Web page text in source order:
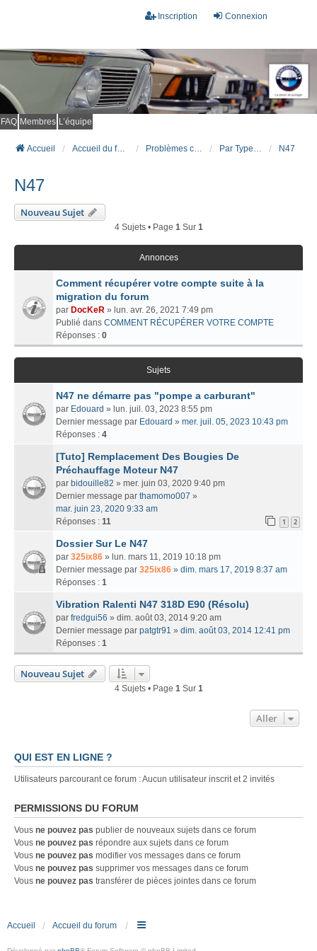
Connexion
Inscription
FAQ Membres L’équipe
Accueil Accueil du forum Problèmes connus et résolus (FAQ) Par Type Moteur (DIESEL) N47
N47
Nouveau Sujet
4 Sujets • Page 1Sur 1
Annonces
Comment récupérer votre compte suite à la
migration du forum
par DocKeR » lun. avr. 26, 2021 7:49 pm
Publié dans COMMENT RÉCUPÉRER VOTRE COMPTE
Réponses : 0
Sujets
N47 ne démarre pas "pompe a carburant"
par Edouard » lun. juil. 03, 2023 8:55 pm
Dernier message par Edouard » mer. juil. 05, 2023 10:43 pm
Réponses : 4
[Tuto] Remplacement Des Bougies De
Préchauffage Moteur N47
par bidouille82 » mer. juin 03, 2020 9:40 pm
Dernier message par thamomo007 »
mar. juin 23, 2020 9:33 am
Réponses : 11 1 2
Dossier Sur Le N47
par 325ix86 » lun. mars 11, 2019 10:18 pm
Dernier message par 325ix86 » dim. mars 17, 2019 8:37 am
Réponses : 1
Vibration Ralenti N47 318D E90 (Résolu)
par fredgui56 » dim. août 03, 2014 9:20 am
Dernier message par patgtr91 » dim. août 03, 2014 12:41 pm
Réponses : 1
Nouveau Sujet
4 Sujets • Page 1Sur 1
Aller
QUI EST EN LIGNE ?
Utilisateurs parcourant ce forum : Aucun utilisateur inscrit et 2 invités
PERMISSIONS DU FORUM
Vous ne pouvez pas publier de nouveaux sujets dans ce forum
Vous ne pouvez pas répondre aux sujets dans ce forum
Vous ne pouvez pas modifier vos messages dans ce forum
Vous ne pouvez pas supprimer vos messages dans ce forum
Vous ne pouvez pas transférer de pièces jointes dans ce forum
Accueil Accueil du forum